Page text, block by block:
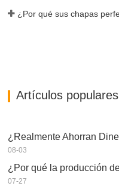
Artículos populares
08-03
07-27